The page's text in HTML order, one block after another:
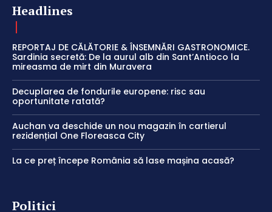
Headlines
REPORTAJ DE CĂLĂTORIE & ÎNSEMNĂRI GASTRONOMICE.
Sardinia secretă: De la aurul alb din Sant’Antioco la
mireasma de mirt din Muravera
Decuplarea de fondurile europene: risc sau
oportunitate ratată?
Auchan va deschide un nou magazin în cartierul
rezidențial One Floreasca City
La ce preț începe România să lase mașina acasă?
Politici